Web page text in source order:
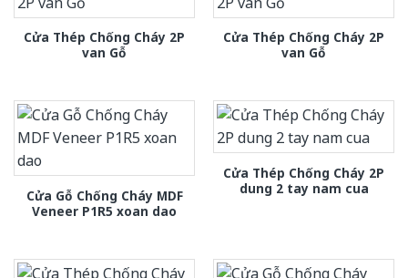
Cửa Thép Chống Cháy 2P
van Gỗ
Cửa Thép Chống Cháy 2P
van Gỗ
Cửa Gỗ Chống Cháy MDF
Veneer P1R5 xoan dao
Cửa Thép Chống Cháy 2P
dung 2 tay nam cua